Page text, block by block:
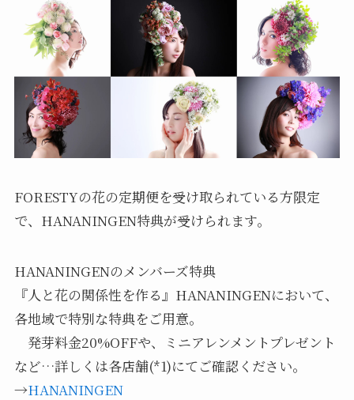
FORESTYの花の定期便を受け取られている方限定
で、HANANINGEN特典が受けられます。
HANANINGENのメンバーズ特典
『人と花の関係性を作る』HANANINGENにおいて、
各地域で特別な特典をご用意。
発芽料金20%OFFや、ミニアレンメントプレゼント
など…詳しくは各店舗(*1)にてご確認ください。
→HANANINGEN